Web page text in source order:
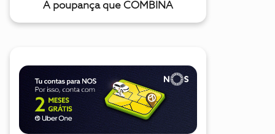
A poupança que COMBINA